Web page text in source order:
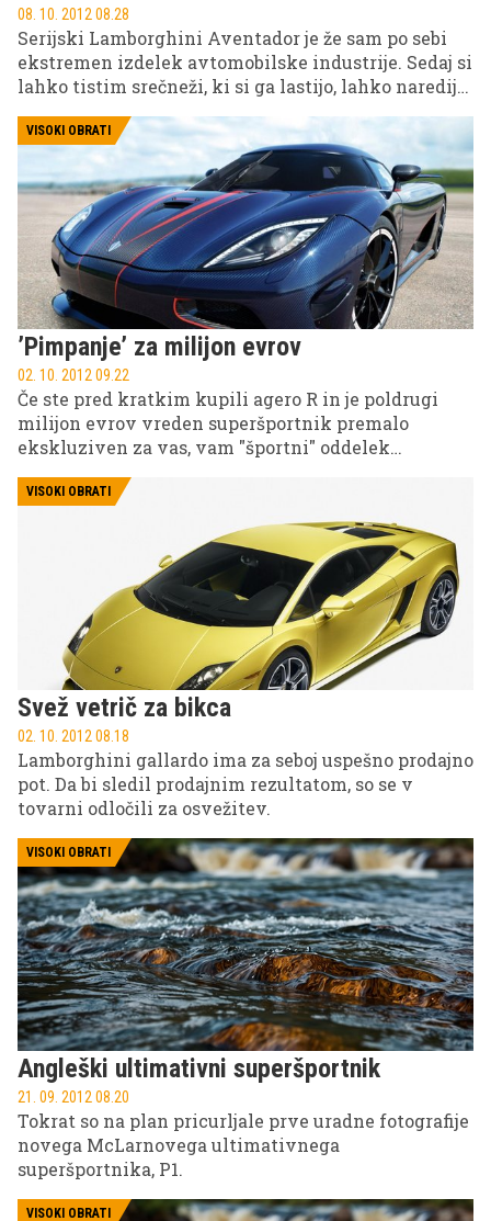
08. 10. 2012 08.28
Serijski Lamborghini Aventador je že sam po sebi
ekstremen izdelek avtomobilske industrije. Sedaj si
lahko tistim srečneži, ki si ga lastijo, lahko naredijo
Aventador LP900-4 Molto Veloce.
VISOKI OBRATI
’Pimpanje’ za milijon evrov
02. 10. 2012 09.22
Če ste pred kratkim kupili agero R in je poldrugi
milijon evrov vreden superšportnik premalo
ekskluziven za vas, vam "športni" oddelek
VISOKI OBRATI
Svež vetrič za bikca
02. 10. 2012 08.18
Lamborghini gallardo ima za seboj uspešno prodajno
pot. Da bi sledil prodajnim rezultatom, so se v
tovarni odločili za osvežitev.
VISOKI OBRATI
Angleški ultimativni superšportnik
21. 09. 2012 08.20
Tokrat so na plan pricurljale prve uradne fotografije
novega McLarnovega ultimativnega
superšportnika, P1.
VISOKI OBRATI